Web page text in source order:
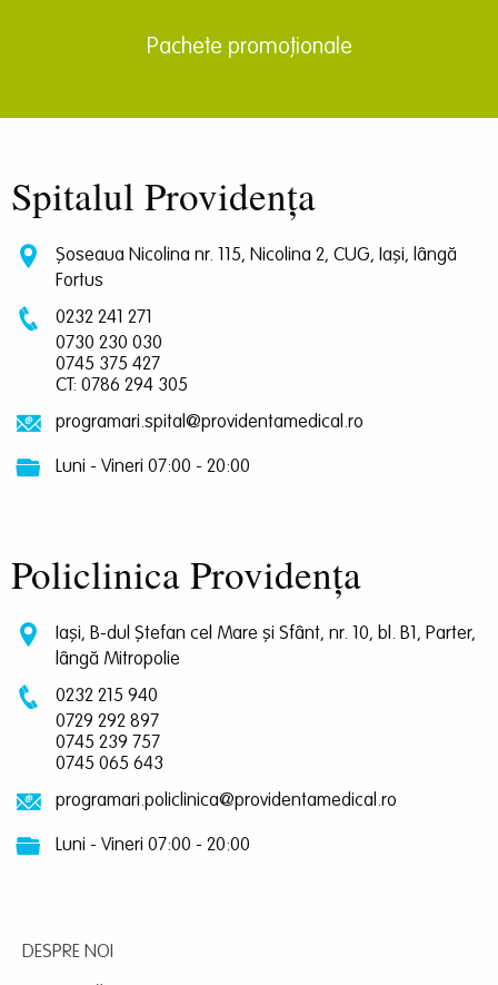
Pachete promoționale
Spitalul Providența
Șoseaua Nicolina nr. 115, Nicolina 2, CUG, Iași, lângă
Fortus
0232 241 271
0730 230 030
0745 375 427
CT: 0786 294 305
programari.spital@providentamedical.ro
Luni - Vineri 07:00 - 20:00
Policlinica Providența
Iași, B-dul Ștefan cel Mare și Sfânt, nr. 10, bl. B1, Parter,
lângă Mitropolie
0232 215 940
0729 292 897
0745 239 757
0745 065 643
programari.policlinica@providentamedical.ro
Luni - Vineri 07:00 - 20:00
DESPRE NOI